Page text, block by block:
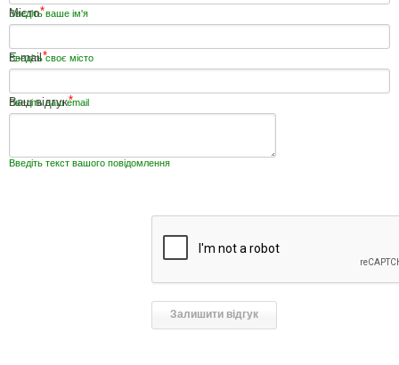
Введіть ваше ім'я
Місто*
Введіть своє місто
E-mail*
Введіть ваш email
Ваш відгук*
Введіть текст вашого повідомлення